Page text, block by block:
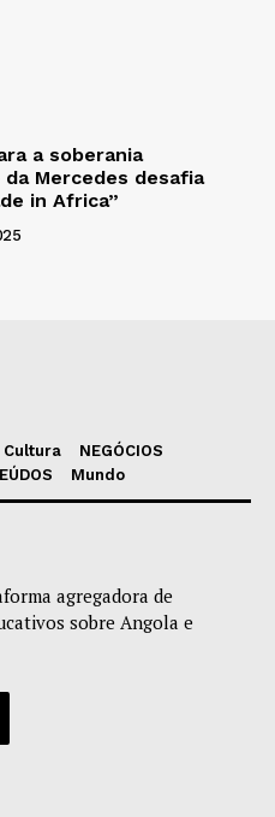
a soberania
Mercedes desafia
in Africa”
Cultura
NEGÓCIOS
Mundo
agregadora de
sobre Angola e